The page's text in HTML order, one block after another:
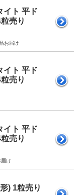
イト 平ド
売り
お届け
イト 平ド
売り
イト 平ド
売り
け
) 1粒売り